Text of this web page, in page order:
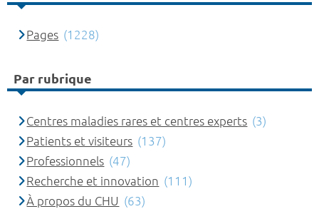
Pages (1228)
Par rubrique
Centres maladies rares et centres experts (3)
Patients et visiteurs (137)
Professionnels (47)
Recherche et innovation (111)
À propos du CHU (63)